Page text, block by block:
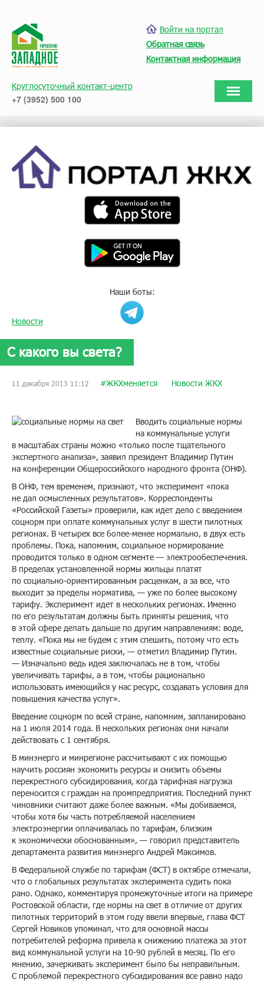
Войти на портал
Обратная связь
Контактная информация
Круглосуточный контакт-центр
+7 (3952) 500 100
Наши боты:
Новости
С какого вы света?
11 декабря 2013 11:12 #ЖКХменяется Новости ЖКХ
Вводить социальные нормы
на коммунальные услуги
в масштабах страны можно «только после тщательного
экспертного анализа», заявил президент Владимир Путин
на конференции Общероссийского народного фронта (ОНФ).
В ОНФ, тем временем, признают, что эксперимент «пока
не дал осмысленных результатов». Корреспонденты
«Российской Газеты» проверили, как идет дело с введением
соцнорм при оплате коммунальных услуг в шести пилотных
регионах. В четырех все более-менее нормально, в двух есть
проблемы. Пока, напомним, социальное нормирование
проводится только в одном сегменте — электрообеспечения.
В пределах установленной нормы жильцы платят
по социально-ориентированным расценкам, а за все, что
выходит за пределы норматива, — уже по более высокому
тарифу. Эксперимент идет в нескольких регионах. Именно
по его результатам должны быть приняты решения, что
в этой сфере делать дальше по другим направлениям: воде,
теплу. «Пока мы не будем с этим спешить, потому что есть
известные социальные риски, — отметил Владимир Путин.
— Изначально ведь идея заключалась не в том, чтобы
увеличивать тарифы, а в том, чтобы рационально
использовать имеющийся у нас ресурс, создавать условия для
повышения качества услуг».
Введение соцнорм по всей стране, напомним, запланировано
на 1 июля 2014 года. В нескольких регионах они начали
действовать с 1 сентября.
В минэнерго и минрегионе рассчитывают с их помощью
научить россиян экономить ресурсы и снизить объемы
перекрестного субсидирования, когда тарифная нагрузка
переносится с граждан на промпредприятия. Последний пункт
чиновники считают даже более важным. «Мы добиваемся,
чтобы хотя бы часть потребляемой населением
электроэнергии оплачивалась по тарифам, близким
к экономически обоснованным», — говорил представитель
департамента развития минэнерго Андрей Максимов.
В Федеральной службе по тарифам (ФСТ) в октябре отмечали,
что о глобальных результатах эксперимента судить пока
рано. Однако, комментируя промежуточные итоги на примере
Ростовской области, где нормы на свет в отличие от других
пилотных территорий в этом году ввели впервые, глава ФСТ
Сергей Новиков упоминал, что для основной массы
потребителей реформа привела к снижению платежа за этот
вид коммунальной услуги на 10-90 рублей в месяц. По его
мнению, зачеркивать эксперимент было бы неправильным.
С проблемой перекрестного субсидирования все равно надо